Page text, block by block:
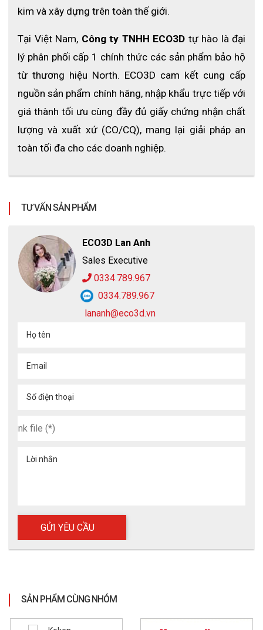
North 7700 có thể kết hợp với nhiều dòng phin lọc khác
hơi hóa chất hoặc môi trường đặc thù.
Mặt nạ phòng độc nửa mặt Honeywell North 7700
4. Ứng dụng của mặt nạ phòng độc
- Nhà máy hóa chất, dung môi
- Xưởng sơn, phun sơn công nghiệp
kim và xây dựng trên toàn thế giới.
Tại Việt Nam, Công ty TNHH ECO3D tự hào là đại
lý phân phối cấp 1 chính thức các sản phẩm bảo hộ
từ thương hiệu North. ECO3D cam kết cung cấp
nguồn sản phẩm chính hãng, nhập khẩu trực tiếp với
giá thành tối ưu cùng đầy đủ giấy chứng nhận chất
lượng và xuất xứ (CO/CQ), mang lại giải pháp an
toàn tối đa cho các doanh nghiệp.
TƯ VẤN SẢN PHẨM
ECO3D Lan Anh
Sales Executive
0334.789.967
0334.789.967
lananh@eco3d.vn
Họ tên
Email
Số điện thoại
Lời nhắn
SẢN PHẨM CÙNG NHÓM